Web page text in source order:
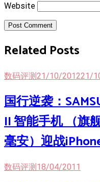
Website
Post Comment
Related Posts
数码评测21/10/201221/
国行逆袭：
II 智能手机 （旗
毫安）迎战
数码评测 18/04/2011